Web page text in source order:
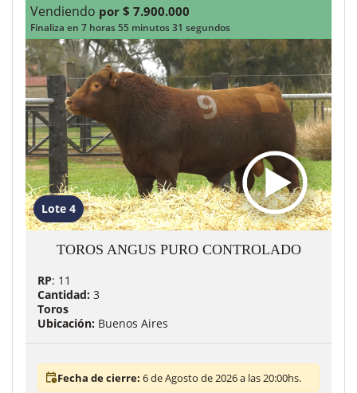
Vendiendo por $ 7.900.000
Finaliza en 7 horas 55 minutos 29 segundos
Lote 4
TOROS ANGUS PURO CONTROLADO
RP: 11
Cantidad: 3
Toros
Ubicación: Buenos Aires
Fecha de cierre: 6 de Agosto de 2026 a las 20:00hs.